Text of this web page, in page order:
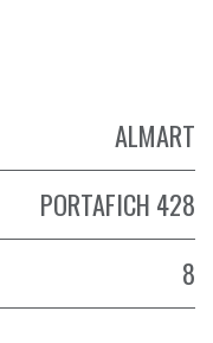
ALMART
PORTAFICH 428
8